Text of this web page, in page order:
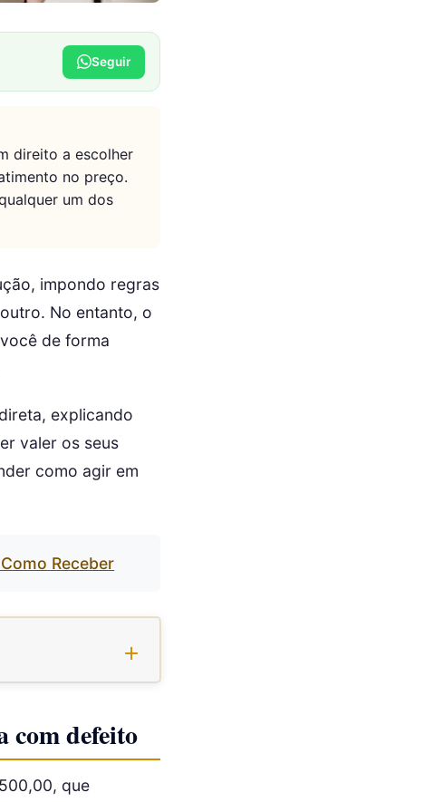
Seguir
direito a escolher
no preço.
um dos
impondo regras
No entanto, o
de forma
explicando
valer os seus
como agir em
Receber
com defeito
que